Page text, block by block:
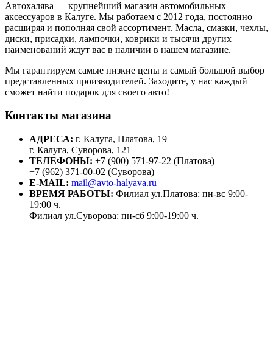
Автохалява — крупнейший магазин автомобильных
аксессуаров в Калуге. Мы работаем с 2012 года, постоянно
расширяя и пополняя свой ассортимент. Масла, смазки, чехлы,
диски, присадки, лампочки, коврики и тысячи других
наименований ждут вас в наличии в нашем магазине.
Мы гарантируем самые низкие цены и самый большой выбор
представленных производителей. Заходите, у нас каждый
сможет найти подарок для своего авто!
Контакты магазина
АДРЕСА: г. Калуга, Платова, 19
г. Калуга, Суворова, 121
ТЕЛЕФОНЫ: +7 (900) 571-97-22 (Платова)
+7 (962) 371-00-02 (Суворова)
E-MAIL: mail@avto-halyava.ru
ВРЕМЯ РАБОТЫ: Филиал ул.Платова: пн-вс 9:00-
19:00 ч.
Филиал ул.Суворова: пн-сб 9:00-19:00 ч.